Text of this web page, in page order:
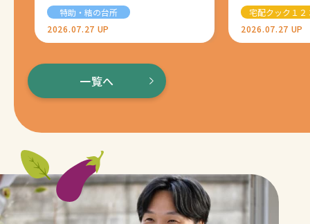
特助・結の台所
2026.07.27 UP
宅配クック１２
2026.07.27 UP
一覧へ